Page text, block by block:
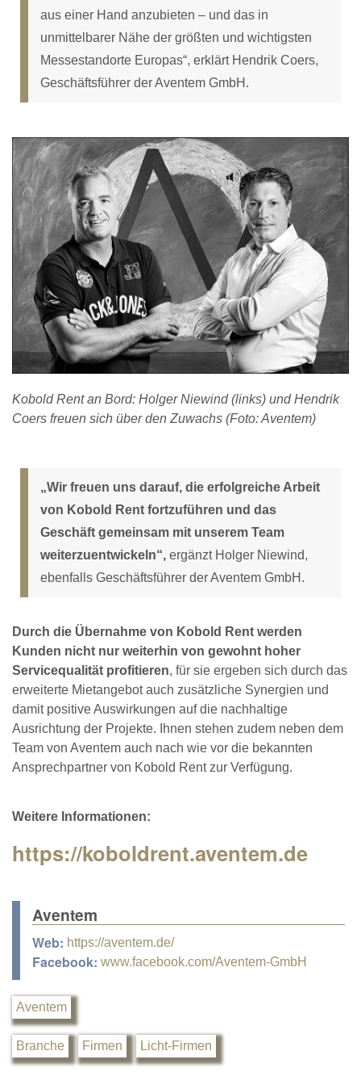
aus einer Hand anzubieten – und das in
unmittelbarer Nähe der größten und wichtigsten
Messestandorte Europas“, erklärt Hendrik Coers,
Geschäftsführer der Aventem GmbH.
Kobold Rent an Bord: Holger Niewind (links) und Hendrik
Coers freuen sich über den Zuwachs (Foto: Aventem)
„Wir freuen uns darauf, die erfolgreiche Arbeit
von Kobold Rent fortzuführen und das
Geschäft gemeinsam mit unserem Team
weiterzuentwickeln“, ergänzt Holger Niewind,
ebenfalls Geschäftsführer der Aventem GmbH.
Durch die Übernahme von Kobold Rent werden
Kunden nicht nur weiterhin von gewohnt hoher
Servicequalität profitieren, für sie ergeben sich durch das
erweiterte Mietangebot auch zusätzliche Synergien und
damit positive Auswirkungen auf die nachhaltige
Ausrichtung der Projekte. Ihnen stehen zudem neben dem
Team von Aventem auch nach wie vor die bekannten
Ansprechpartner von Kobold Rent zur Verfügung.
Weitere Informationen:
https://koboldrent.aventem.de
Aventem
Web: https://aventem.de/
Facebook: www.facebook.com/Aventem-GmbH
Aventem
Branche Firmen Licht-Firmen